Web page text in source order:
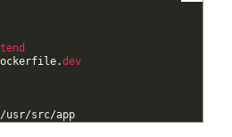
.dev
/usr/src/app